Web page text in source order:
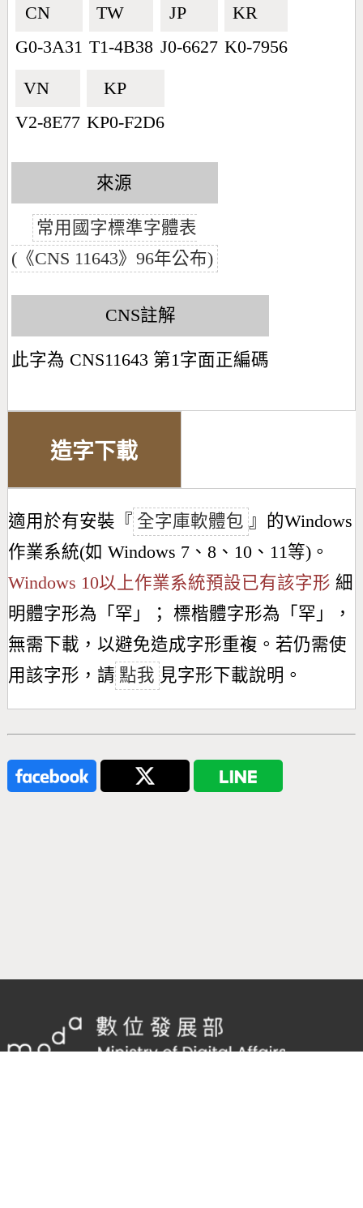
CN🇨🇳
G0-3A31
TW🇹🇼
T1-4B38
JP🇯🇵
J0-6627
KR🇰🇷
K0-7956
VN🇻🇳
V2-8E77
KP🇰🇵
KP0-F2D6
來源
常用國字標準字體表
(《CNS 11643》96年公布)
CNS註解
此字為 CNS11643 第1字面正編碼
造字下載
適用於有安裝『 全字庫軟體包 』的Windows
作業系統(如 Windows 7、8、10、11等)。
Windows 10以上作業系統預設已有該字形 細
明體字形為「 罕 」； 標楷體字形為「 罕 」，
無需下載，以避免造成字形重複。若仍需使
用該字形，請 點我 見字形下載說明。